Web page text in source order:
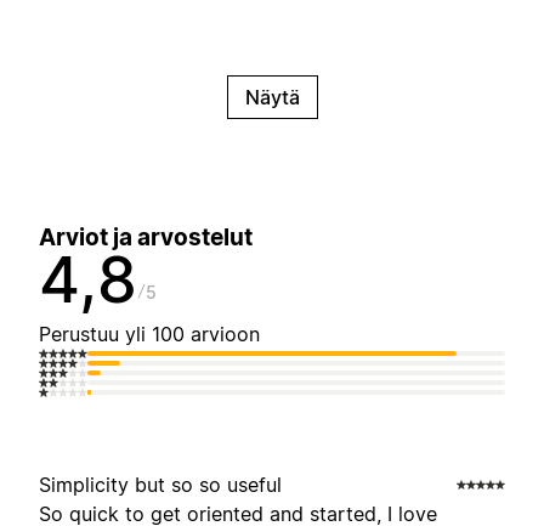
Näytä
Arviot ja arvostelut
4,8 5
Perustuu yli 100 arvioon
Simplicity but so so useful
So quick to get oriented and started, I love